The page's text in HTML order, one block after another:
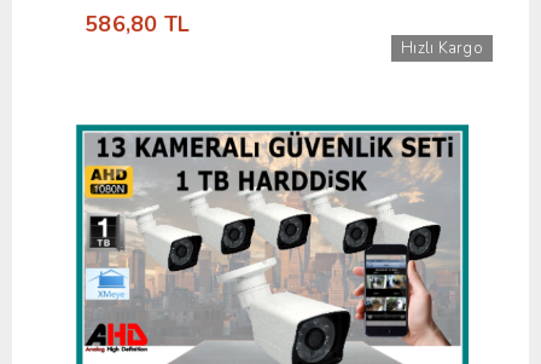
586,80 TL
Hızlı Kargo